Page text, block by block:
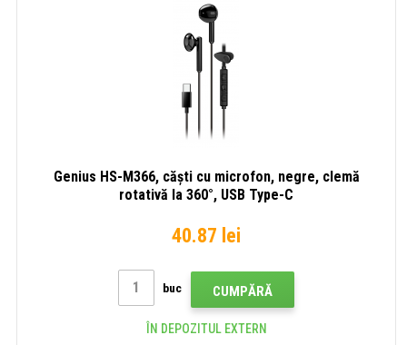
Genius HS-M366, căști cu microfon, negre, clemă
rotativă la 360°, USB Type-C
40.87 lei
buc CUMPĂRĂ
ÎN DEPOZITUL EXTERN